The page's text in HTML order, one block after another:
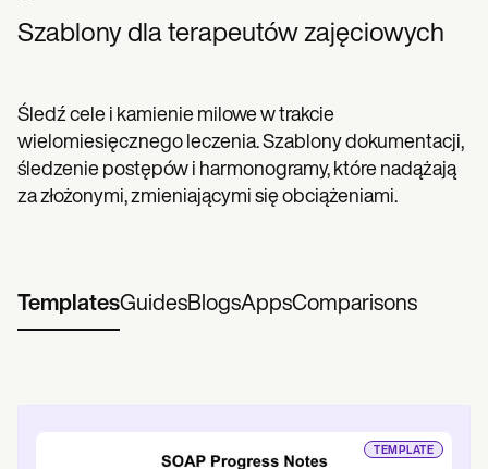
Szablony dla terapeutów zajęciowych
Śledź cele i kamienie milowe w trakcie
wielomiesięcznego leczenia. Szablony dokumentacji,
śledzenie postępów i harmonogramy, które nadążają
za złożonymi, zmieniającymi się obciążeniami.
TemplatesGuidesBlogsAppsComparisons
TEMPLATE